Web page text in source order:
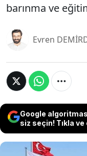
barınma ve
Evren
Google
siz seçin! Tıkla ve